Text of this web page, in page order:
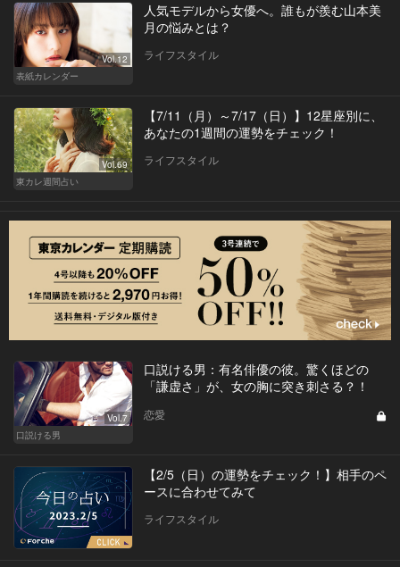
Vol.12
表紙カレンダー
人気モデルから女優へ。誰もが羨む山本美
月の悩みとは？
ライフスタイル
Vol.69
東カレ週間占い
【7/11（月）～7/17（日）】12星座別に、
あなたの1週間の運勢をチェック！
ライフスタイル
Vol.7
口説ける男
口説ける男：有名俳優の彼。驚くほどの
「謙虚さ」が、女の胸に突き刺さる？！
恋愛
【2/5（日）の運勢をチェック！】相手のペ
ースに合わせてみて
ライフスタイル